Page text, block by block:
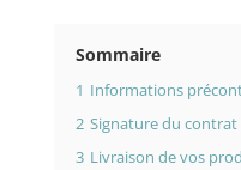
Sommaire
1 Informations
2 Signature du contrat
3 Livraison de vos